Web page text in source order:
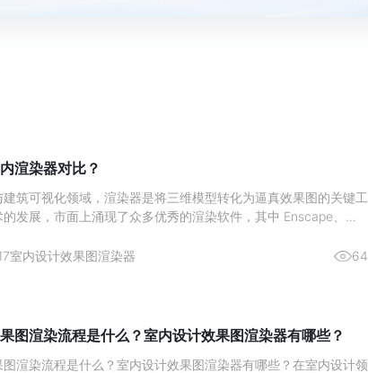
渲染器对比？
筑可视化领域，渲染器是将三维模型转化为逼真效果图的关键工
发展，市面上涌现了众多优秀的渲染软件，其中 Enscape、
的项目需求和用户群体。
室内设计效果图渲染器 64
图渲染流程是什么？室内设计效果图渲染器有哪些？
渲染流程是什么？室内设计效果图渲染器有哪些？在室内设计领